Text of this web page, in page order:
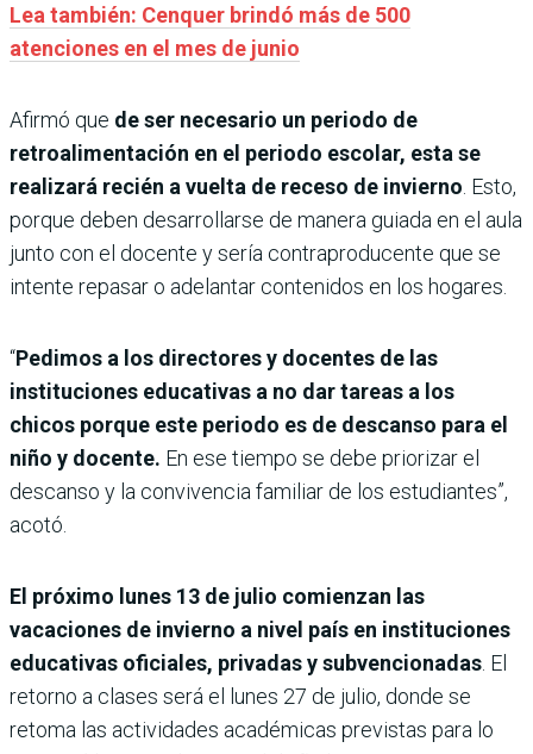
Lea también: Cenquer brindó más de 500
atenciones en el mes de junio
Afirmó que de ser necesario un periodo de
retroalimentación en el periodo escolar, esta se
realizará recién a vuelta de receso de invierno . Esto,
porque deben desarrollarse de manera guiada en el aula
junto con el docente y sería contraproducente que se
intente repasar o adelantar contenidos en los hogares.
“Pedimos a los directores y docentes de las
instituciones educativas a no dar tareas a los
chicos porque este periodo es de descanso para el
niño y docente. En ese tiempo se debe priorizar el
descanso y la convivencia familiar de los estudiantes”,
acotó.
El próximo lunes 13 de julio comienzan las
vacaciones de invierno a nivel país en instituciones
educativas oficiales, privadas y subvencionadas . El
retorno a clases será el lunes 27 de julio, donde se
retoma las actividades académicas previstas para lo